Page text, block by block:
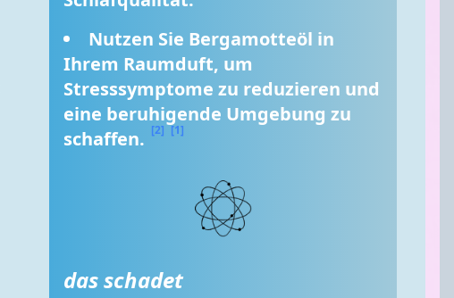
Nutzen Sie Bergamotteöl in
Ihrem Raumduft, um
Stresssymptome zu reduzieren und
eine beruhigende Umgebung zu
schaffen. [2] [1]
das schadet